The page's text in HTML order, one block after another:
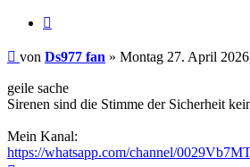
Beitrag
von Ds977 fan » Montag 27. April
geile sache
Sirenen sind die Stimme der Sicherheit
Mein Kanal:
https://whatsapp.com/channel/